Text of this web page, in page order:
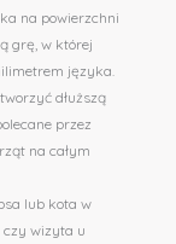
na powierzchni
grę, w której
języka.
dłuższą
przez
na całym
lub kota w
wizyta u